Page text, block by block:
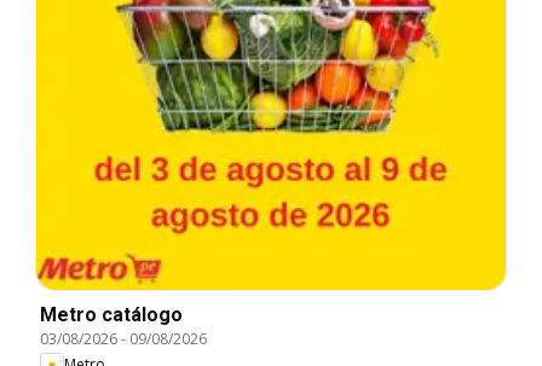
Metro catálogo
03/08/2026- 09/08/2026